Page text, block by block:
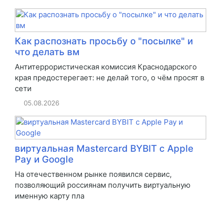
Как распознать просьбу о "посылке" и
что делать вм
Антитеррористическая комиссия Краснодарского
края предостерегает: не делай того, о чём просят в
сети
05.08.2026
виртуальная Mastercard BYBIT с Apple
Pay и Google
На отечественном рынке появился сервис,
позволяющий россиянам получить виртуальную
именную карту пла